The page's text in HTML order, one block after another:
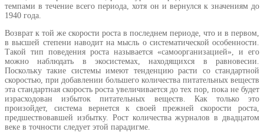
темпами в течение всего периода, хотя он и вернулся к значениям до
1940 года.
Возврат к той же скорости роста в последнем периоде, что и в первом,
в высшей степени наводит на мысль о систематической особенности.
Такой тип поведения роста называется «самоорганизацией», и его
можно наблюдать в экосистемах, находящихся в равновесии.
Поскольку такие системы имеют тенденцию расти со стандартной
скоростью, при добавлении большего количества питательных веществ
эта стандартная скорость роста увеличивается до тех пор, пока не будет
израсходован избыток питательных веществ. Как только это
произойдет, система вернется к своей прежней скорости роста,
предшествовавшей избытку. Рост количества журналов в двадцатом
веке в точности следует этой парадигме.